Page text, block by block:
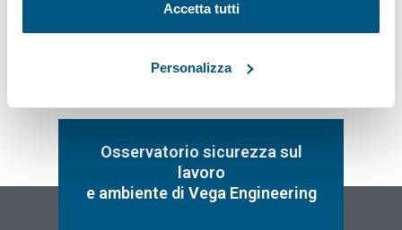
Accetta tutti
Personalizza
Osservatorio sicurezza sul
lavoro
e ambiente di Vega Engineering